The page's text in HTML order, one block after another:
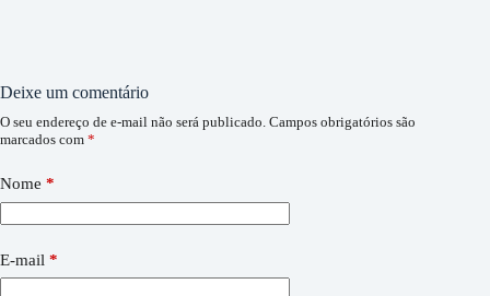
Deixe um comentário
O seu endereço de e-mail não será publicado. Campos obrigatórios são
marcados com *
Nome *
E-mail *